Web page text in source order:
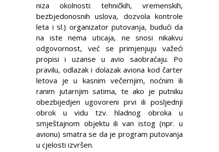
niza okolnosti: tehničkih, vremenskih,
bezbjedonosnih uslova, dozvola kontrole
leta i sl.) organizator putovanja, budući da
na iste nema uticaja, ne snosi nikakvu
odgovornost, već se primjenjuju važeći
propisi i uzanse u avio saobraćaju. Po
pravilu, odlazak i dolazak aviona kod čarter
letova je u kasnim večernjim, noćnim ili
ranim jutarnjim satima, te ako je putniku
obezbijedjen ugovoreni prvi ili posljednji
obrok u vidu tzv. hladnog obroka u
smještajnom objektu ili van istog (npr. u
avionu) smatra se da je program putovanja
u cjelosti izvršen.